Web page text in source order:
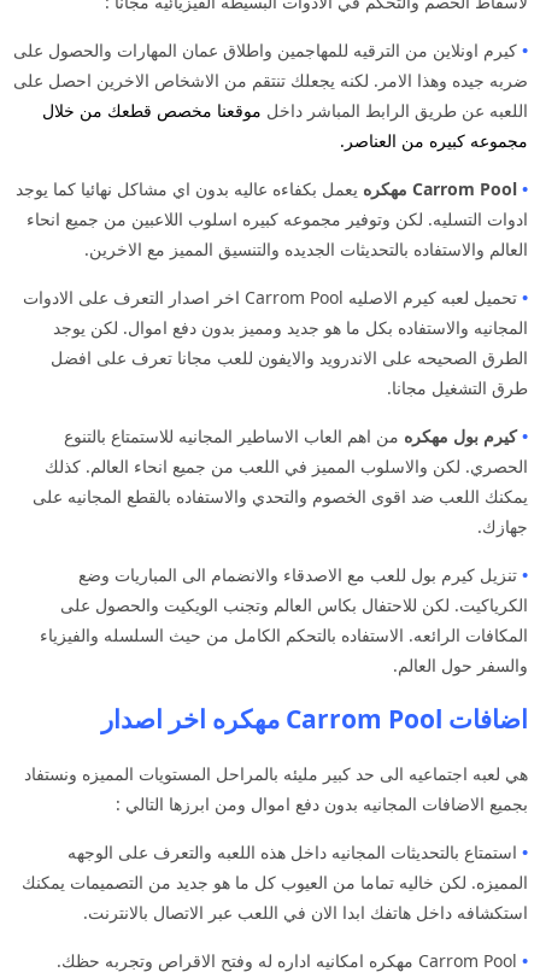
• كيرم اونلاين من الترقيه للمهاجمين واطلاق عمان المهارات والحصول على
ضربه جيده وهذا الامر. لكنه يجعلك تنتقم من الاشخاص الاخرين احصل على
اللعبه عن طريق الرابط المباشر داخل موقعنا مخصص قطعك من خلال
مجموعه كبيره من العناصر.
• Carrom Pool مهكره
يعمل بكفاءه عاليه بدون اي مشاكل نهائيا كما يوجد
ادوات التسليه. لكن وتوفير مجموعه كبيره اسلوب اللاعبين من جميع انحاء
العالم والاستفاده بالتحديثات الجديده والتنسيق المميز مع الاخرين.
•
تحميل لعبه كيرم الاصليه Carrom Pool اخر اصدار التعرف على الادوات
المجانيه والاستفاده بكل ما هو جديد ومميز بدون دفع اموال. لكن يوجد
الطرق الصحيحه على الاندرويد والايفون للعب مجانا تعرف على افضل
طرق التشغيل مجانا.
• كيرم بول مهكره من اهم العاب الاساطير المجانيه للاستمتاع بالتنوع
الحصري. لكن والاسلوب المميز في اللعب من جميع انحاء العالم. كذلك
يمكنك اللعب ضد اقوى الخصوم والتحدي والاستفاده بالقطع المجانيه على
جهازك.
• تنزيل كيرم بول للعب مع الاصدقاء والانضمام الى المباريات وضع
الكرياكيت. لكن للاحتفال بكاس العالم وتجنب الويكيت والحصول على
المكافات الرائعه. الاستفاده بالتحكم الكامل من حيث السلسله والفيزياء
والسفر حول العالم.
اضافات Carrom Pool مهكره اخر اصدار
هي لعبه اجتماعيه الى حد كبير مليئه بالمراحل المستويات المميزه ونستفاد
بجميع الاضافات المجانيه بدون دفع اموال ومن ابرزها التالي :
• استمتاع بالتحديثات المجانيه داخل هذه اللعبه والتعرف على الوجهه
المميزه. لكن خاليه تماما من العيوب كل ما هو جديد من التصميمات يمكنك
استكشافه داخل هاتفك ابدا الان في اللعب عبر الاتصال بالانترنت.
•
Carrom Pool مهكره امكانيه اداره له وفتح الاقراص وتجربه حظك.